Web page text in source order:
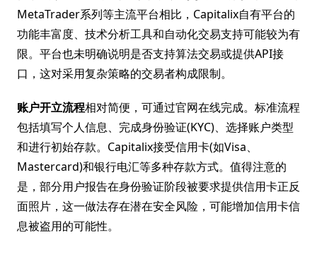
MetaTrader系列等主流平台相比，Capitalix自有平台的
功能丰富度、技术分析工具和自动化交易支持可能较为有
限。平台也未明确说明是否支持算法交易或提供API接
口，这对采用复杂策略的交易者构成限制。
账户开立流程相对简便，可通过官网在线完成。标准流程
包括填写个人信息、完成身份验证(KYC)、选择账户类型
和进行初始存款。Capitalix接受信用卡(如Visa、
Mastercard)和银行电汇等多种存款方式。值得注意的
是，部分用户报告在身份验证阶段被要求提供信用卡正反
面照片，这一做法存在潜在安全风险，可能增加信用卡信
息被盗用的可能性。